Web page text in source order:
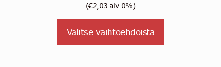
-
€5,22
(€2,03 alv 0%)
Valitse vaihtoehdoista